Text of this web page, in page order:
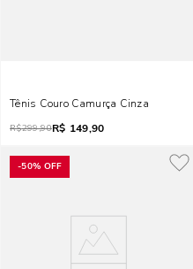
Tênis Couro Camurça Cinza
R$299,90R$ 149,90
-50% OFF